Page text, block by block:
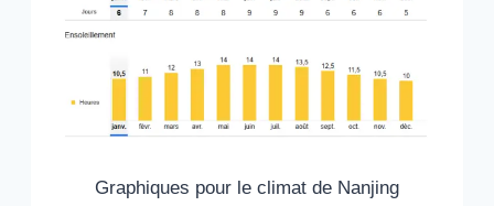
Graphiques pour le climat de Nanjing